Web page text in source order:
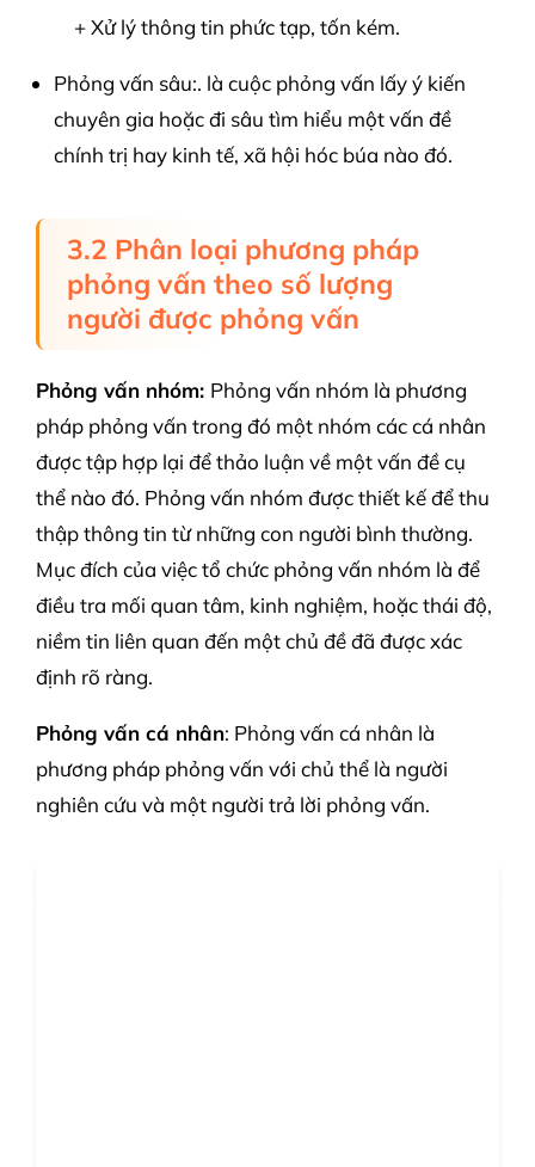
+ Xử lý thông tin phức tạp, tốn kém.
Phỏng vấn sâu:. là cuộc phỏng vấn lấy ý kiến
chuyên gia hoặc đi sâu tìm hiểu một vấn đề
chính trị hay kinh tế, xã hội hóc búa nào đó.
3.2 Phân loại phương pháp
phỏng vấn theo số lượng
người được phỏng vấn
Phỏng vấn nhóm: Phỏng vấn nhóm là phương
pháp phỏng vấn trong đó một nhóm các cá nhân
được tập hợp lại để thảo luận về một vấn đề cụ
thể nào đó. Phỏng vấn nhóm được thiết kế để thu
thập thông tin từ những con người bình thường.
Mục đích của việc tổ chức phỏng vấn nhóm là để
điều tra mối quan tâm, kinh nghiệm, hoặc thái độ,
niềm tin liên quan đến một chủ đề đã được xác
định rõ ràng.
Phỏng vấn cá nhân: Phỏng vấn cá nhân là
phương pháp phỏng vấn với chủ thể là người
nghiên cứu và một người trả lời phỏng vấn.